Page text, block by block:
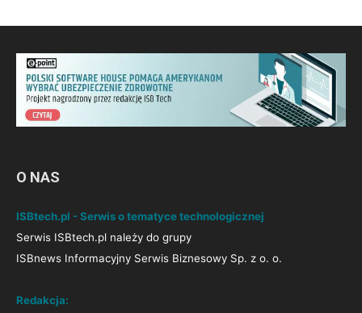
O NAS
ISBtech.pl - Serwis o tematyce technologicznej
Serwis ISBtech.pl należy do grupy
ISBnews Informacyjny Serwis Biznesowy Sp. z o. o.
Redakcja: